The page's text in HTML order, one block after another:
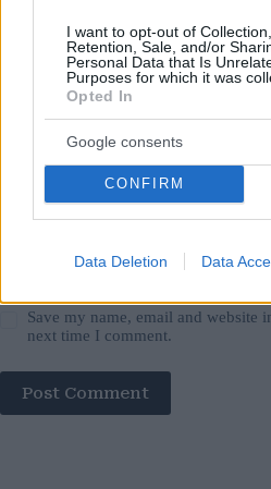
I want to opt-out of
Retention, Sale, and/or
Personal Data that Is
Purposes for which it was
Opted In
Google consents
CONFIRM
Data Deletion Data
Website
Add Comment *
Save my name, email and website
next time I comment.
Post Comment